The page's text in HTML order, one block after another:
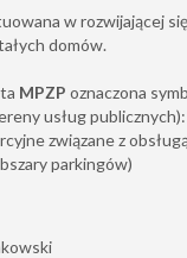
w rozwijającej
domów.
MPZP oznaczona
usług
związane z
parkingów)